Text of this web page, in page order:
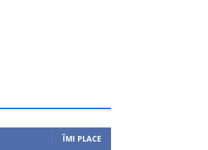
ÎMI PLACE